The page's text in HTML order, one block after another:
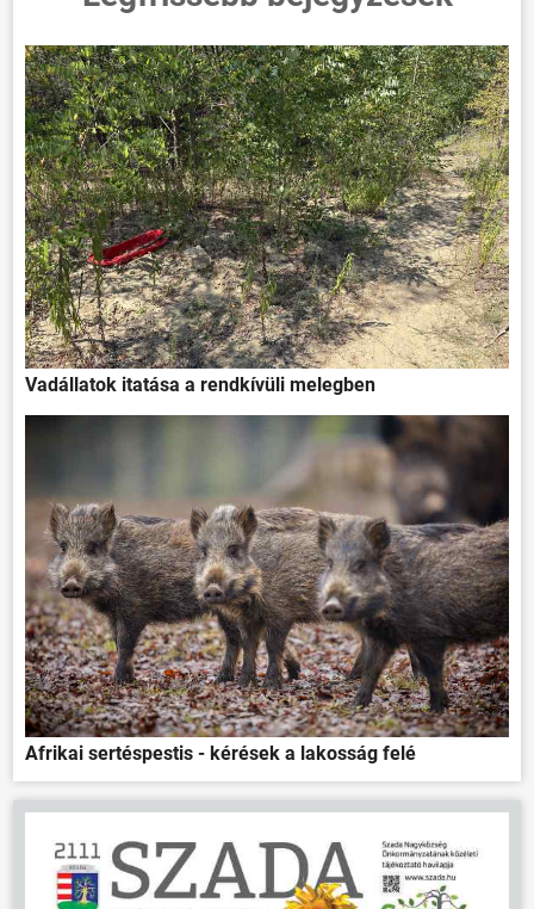
Vadállatok itatása a rendkívüli melegben
Afrikai sertéspestis - kérések a lakosság felé